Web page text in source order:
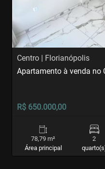
Centro | Florianópolis
Apartamento à venda no
R$ 650.000,00
78,79 m²
Área principal
2